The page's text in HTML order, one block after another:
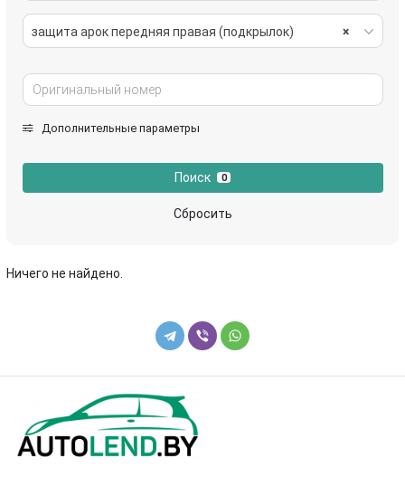
×
защита арок передняя правая (подкрылок)
Дополнительные параметры
Поиск 0
Сбросить
Ничего не найдено.